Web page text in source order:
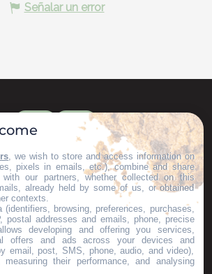
Señalar un error
, we wish to store and access information on
pixels in emails, etc.), combine and share
with our partners, whether collected on this
already held by some of us, or obtained
contexts.
(identifiers, browsing, preferences, purchases,
postal addresses and emails, phone, precise
developing and offering you services,
offers and ads across your devices and
email, post, SMS, phone, audio, and video),
measuring their performance, and analysing